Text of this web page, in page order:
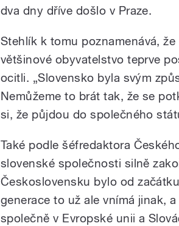
dva dny dříve došlo v Praze.
Stehlík k tomu poznamenává,
většinové obyvatelstvo teprve
ocitli. „Slovensko byla svým
Nemůžeme to brát tak, že se
si, že půjdou do společného
Také podle šéfredaktora
slovenské společnosti silně
Československu bylo od
generace to už ale vnímá jinak,
společně v Evropské unii a